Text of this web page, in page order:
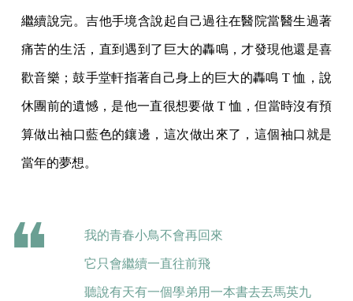
繼續說完。吉他手境含說起自己過往在醫院當醫生過著
痛苦的生活，直到遇到了巨大的轟鳴，才發現他還是喜
歡音樂；鼓手堂軒指著自己身上的巨大的轟鳴 T 恤，說
休團前的遺憾，是他一直很想要做 T 恤，但當時沒有預
算做出袖口藍色的鑲邊，這次做出來了，這個袖口就是
當年的夢想。
我的青春小鳥不會再回來
它只會繼續一直往前飛
聽說有天有一個學弟用一本書去丟馬英九